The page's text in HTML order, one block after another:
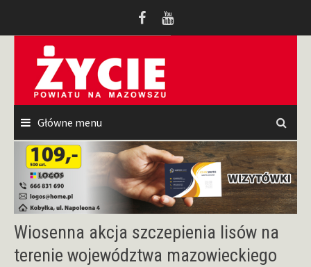
Główne menu
Wiosenna akcja szczepienia lisów na
terenie województwa mazowieckiego